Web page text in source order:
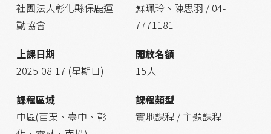
社團法人彰化縣保鹿運
動協會
蘇珮玲、陳思羽 / 04-
7771181
上課日期
2025-08-17 (星期日)
開放名額
15人
課程區域
中區(苗栗、臺中、彰
課程類型
實地課程 / 主題課程